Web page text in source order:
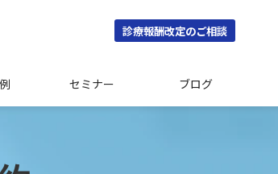
診療報酬改定のご相談
セミナー ブログ